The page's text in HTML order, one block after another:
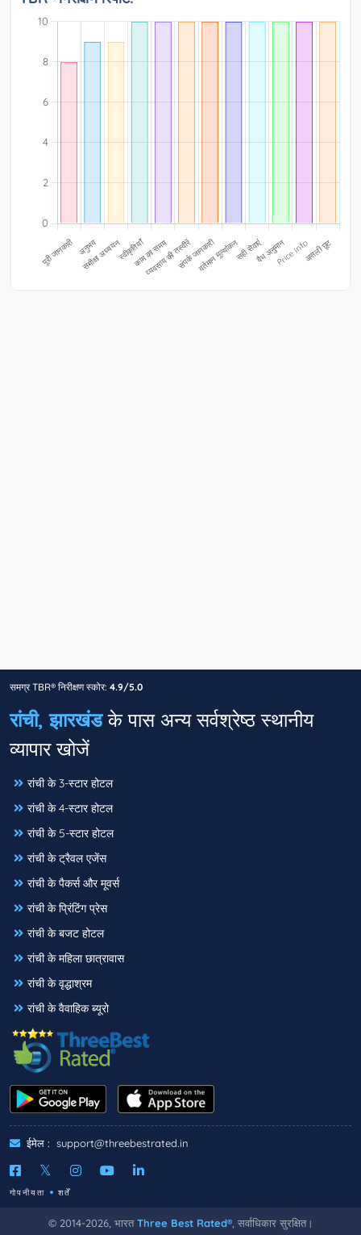
समग्र TBR® निरीक्षण स्कोर: 4.9/5.0
रांची, झारखंडके पास अन्य सर्वश्रेष्ठ स्थानीय
व्यापार खोजें
रांची के 3-स्टार होटल
रांची के 4-स्टार होटल
रांची के 5-स्टार होटल
रांची के ट्रैवल एजेंस
रांची के पैकर्स और मूवर्स
रांची के प्रिंटिंग प्रेस
रांची के बजट होटल
रांची के महिला छात्रावास
रांची के वृद्धाश्रम
रांची के वैवाहिक ब्यूरो
ईमेल : support@threebestrated.in
गोपनीयता शर्तें
© 2014-2026, भारतThree Best Rated®, सर्वाधिकार सुरक्षित।